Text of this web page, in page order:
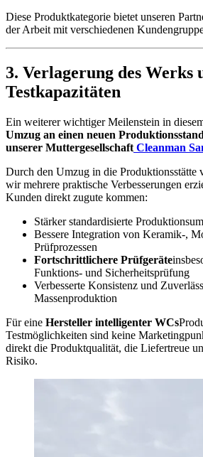
Diese Produktkategorie bietet unseren
der Arbeit mit verschiedenen
3. Verlagerung des Werks
Testkapazitäten
Ein weiterer wichtiger Meilenstein in
Umzug an einen neuen
unserer Muttergesellschaft Cleanman
Durch den Umzug in die Produktionsstätte
wir mehrere praktische Verbesserungen
Kunden direkt zugute kommen:
Stärker standardisierte
Bessere Integration von Keramik-,
Prüfprozessen
Fortschrittlichere Prüfgeräte
Funktions- und Sicherheitsprüfung
Verbesserte Konsistenz und
Massenproduktion
Für eine Hersteller intelligenter WCs
Testmöglichkeiten sind keine
direkt die Produktqualität, die Liefertreue
Risiko.